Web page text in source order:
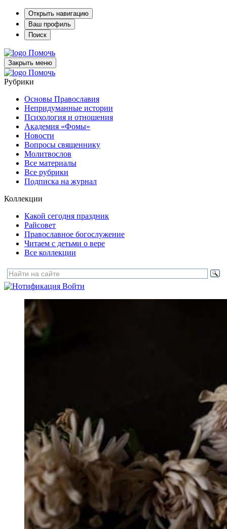
Открыть навигацию
Ваш профиль
Поиск
Помочь
Закрыть меню
Помочь
Рубрики
Основы Православия
Непридуманные истории
Психология и отношения
Академия «Фомы»
Новости
Вопросы священнику
Молитвослов
Все материалы
Все рубрики
Подписка на журнал
Коллекции
Какой сегодня праздник
Райсовет
Православное богослужение
Читаем с детьми о вере
Все коллекции
Войти